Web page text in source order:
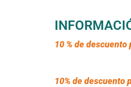
10 % de
10% de descuento